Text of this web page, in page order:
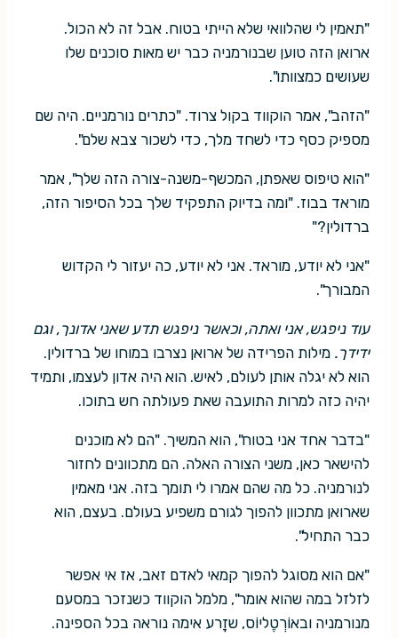
"תאמין לי שהלוואי שלא הייתי בטוח. אבל זה לא הכול.
ארואן הזה טוען שבנורמניה כבר יש מאות סוכנים שלו
שעושים כמצוותו".
"הזהב", אמר הוקווד בקול צרוד. "כתרים נורמניים. היה שם
מספיק כסף כדי לשחד מלך, כדי לשכור צבא שלם".
"הוא טיפוס שאפתן, המכשף-משנה-צורה הזה שלך", אמר
מוראד בבוז. "ומה בדיוק התפקיד שלך בכל הסיפור הזה,
ברדולין?"
"אני לא יודע, מוראד. אני לא יודע, כה יעזור לי הקדוש
המבורך".
עוד ניפגש, אני ואתה, וכאשר ניפגש תדע שאני אדונך, וגם
ידידך. מילות הפרידה של ארואן נצרבו במוחו של ברדולין.
הוא לא יגלה אותן לעולם, לאיש. הוא היה אדון לעצמו, ותמיד
יהיה כזה למרות התועבה שאת פעולתה חש בתוכו.
"בדבר אחד אני בטוח", הוא המשיך. "הם לא מוכנים
להישאר כאן, משני הצורה האלה. הם מתכוונים לחזור
לנורמניה. כל מה שהם אמרו לי תומך בזה. אני מאמין
שארואן מתכוון להפוך לגורם משפיע בעולם. בעצם, הוא
כבר התחיל".
"אם הוא מסוגל להפוך קמאי לאדם זאב, אז אי אפשר
לזלזל במה שהוא אומר", מלמל הוקווד כשנזכר במסעם
מנורמניה ובאוֹרְטֶליוֹס, שזָרע אימה נוראה בכל הספינה.